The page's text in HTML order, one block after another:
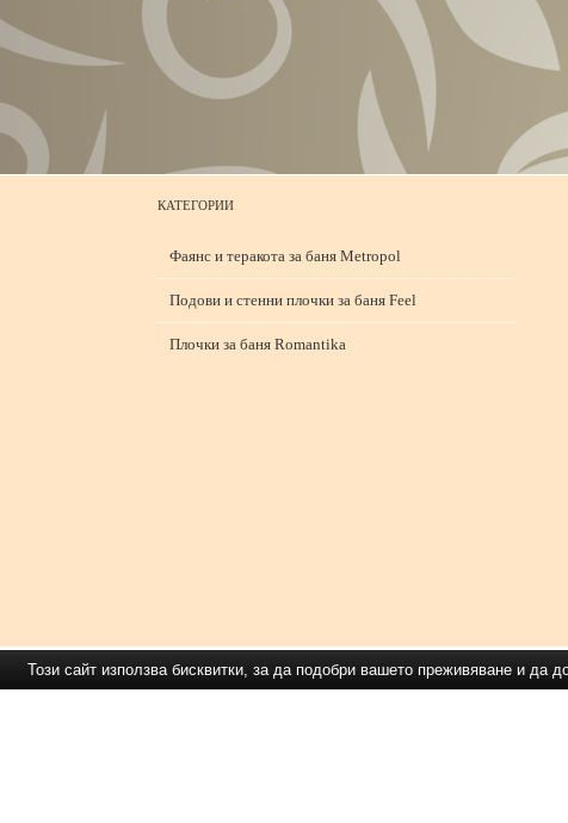
КАТЕГОРИИ
Фаянс и теракота за баня Metropol
Подови и стенни плочки за баня Feel
Плочки за баня Romantika
Този сайт използва бисквитки, за да подобри вашето преживяване и да